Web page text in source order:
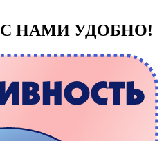
НАМИ УДОБНО!